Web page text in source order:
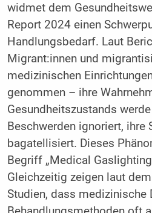
widmet dem
Report 2024 einen
Handlungsbedarf. Laut
Migrant:innen und
medizinischen
genommen – ihre
Gesundheitszustands
Beschwerden ignoriert, ihre
bagatellisiert. Dieses
Begriff „Medical
Gleichzeitig zeigen laut
Studien, dass medizinische